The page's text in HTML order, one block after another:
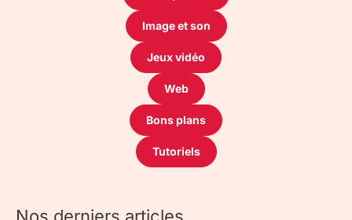
Image et son
Jeux vidéo
Web
Bons plans
Tutoriels
Nos derniers articles